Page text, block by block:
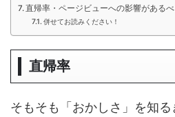
直帰率・ページビューへの影響がある
併せてお読みください！
直帰率
そもそも「おかしさ」を知